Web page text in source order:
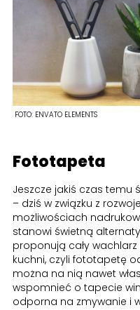
FOTO: ENVATO ELEMENTS
Fototapeta
Jeszcze jakiś czas temu
– dziś w związku z
możliwościach
stanowi świetną
proponują cały
kuchni, czyli fototapetę
można na nią nawet
wspomnieć o tapecie
odporna na zmywanie i